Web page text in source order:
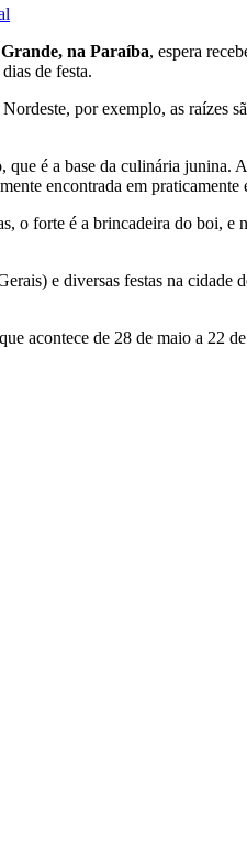
na Paraíba, espera
de festa.
por exemplo, as raízes
é a base da culinária junina.
encontrada em
o forte é a brincadeira do boi, e
e diversas festas na cidade
acontece de 28 de maio a 22